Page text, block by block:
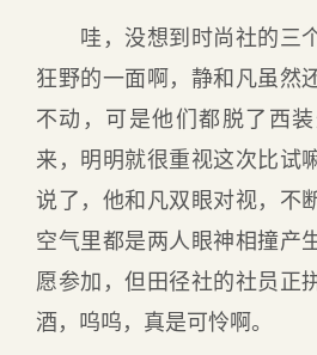
哇，没想到时尚社的三
狂野的一面啊，静和凡虽然
不动，可是他们都脱了西
来，明明就很重视这次比试
说了，他和凡双眼对视，不
空气里都是两人眼神相撞产
愿参加，但田径社的社员正
酒，呜呜，真是可怜啊。